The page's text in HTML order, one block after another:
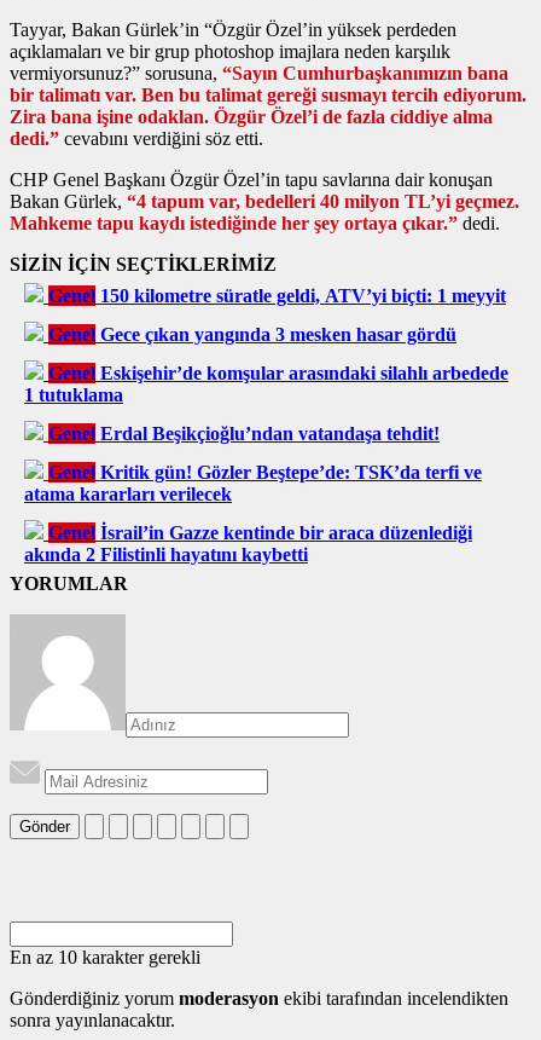
Tayyar, Bakan Gürlek’in “Özgür Özel’in yüksek perdeden
açıklamaları ve bir grup photoshop imajlara neden karşılık
vermiyorsunuz?” sorusuna, “Sayın Cumhurbaşkanımızın bana
bir talimatı var. Ben bu talimat gereği susmayı tercih ediyorum.
Zira bana işine odaklan. Özgür Özel’i de fazla ciddiye alma
dedi.” cevabını verdiğini söz etti.
CHP Genel Başkanı Özgür Özel’in tapu savlarına dair konuşan
Bakan Gürlek, “4 tapum var, bedelleri 40 milyon TL’yi geçmez.
Mahkeme tapu kaydı istediğinde her şey ortaya çıkar.” dedi.
SİZİN İÇİN SEÇTİKLERİMİZ
Genel 150 kilometre süratle geldi, ATV’yi biçti: 1 meyyit
Genel Gece çıkan yangında 3 mesken hasar gördü
Genel Eskişehir’de komşular arasındaki silahlı arbedede
1 tutuklama
Genel Erdal Beşikçioğlu’ndan vatandaşa tehdit!
Genel Kritik gün! Gözler Beştepe’de: TSK’da terfi ve
atama kararları verilecek
Genel İsrail’in Gazze kentinde bir araca düzenlediği
akında 2 Filistinli hayatını kaybetti
YORUMLAR
Gönder
En az 10 karakter gerekli
Gönderdiğiniz yorum moderasyon ekibi tarafından incelendikten
sonra yayınlanacaktır.